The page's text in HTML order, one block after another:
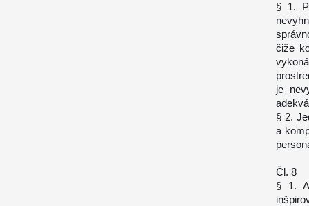
§ 1.
čiže
je
§ 2.
a
Čl. 8
§ 1.